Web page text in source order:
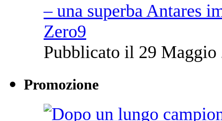
– una superba Antares
Zero9
Pubblicato il 29 Maggio
Promozione